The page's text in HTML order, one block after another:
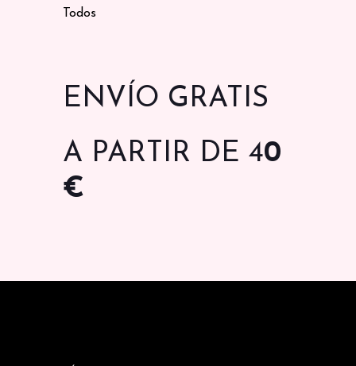
Todos
ENVÍO GRATIS
A PARTIR DE 40
€